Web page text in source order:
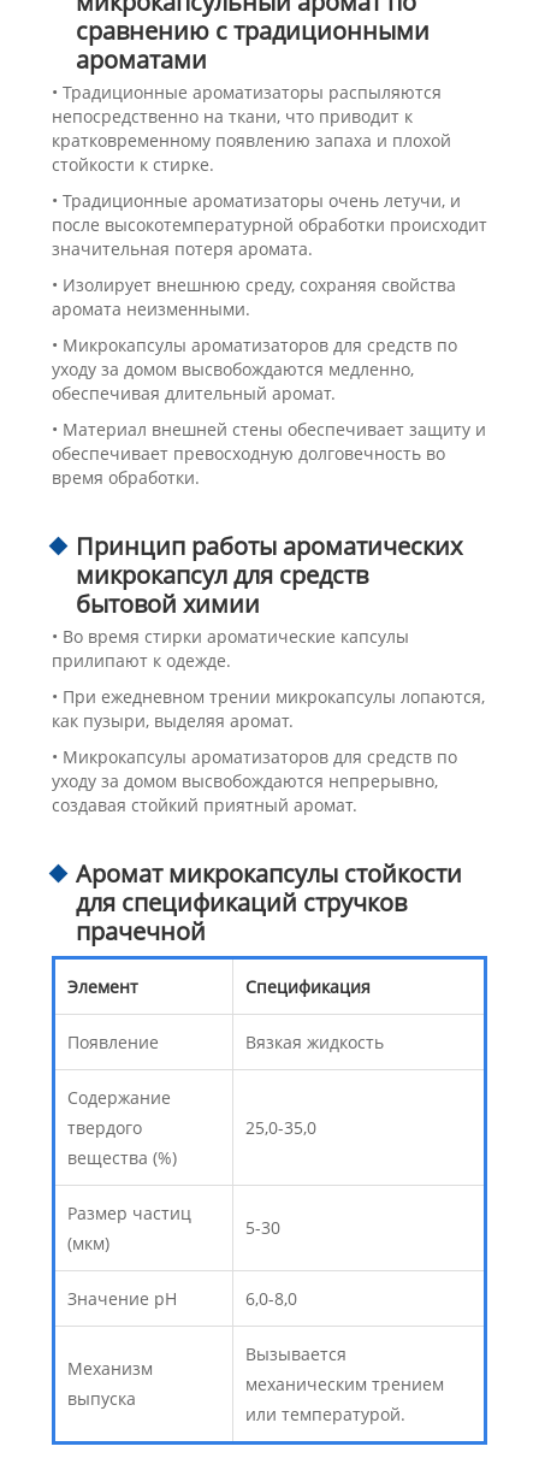
сравнению с традиционными
ароматами
• Традиционные ароматизаторы распыляются
непосредственно на ткани, что приводит к
кратковременному появлению запаха и плохой
стойкости к стирке.
• Традиционные ароматизаторы очень летучи, и
после высокотемпературной обработки происходит
значительная потеря аромата.
• Изолирует внешнюю среду, сохраняя свойства
аромата неизменными.
• Микрокапсулы ароматизаторов для средств по
уходу за домом высвобождаются медленно,
обеспечивая длительный аромат.
• Материал внешней стены обеспечивает защиту и
обеспечивает превосходную долговечность во
время обработки.
Принцип работы ароматических
микрокапсул для средств
бытовой химии
• Во время стирки ароматические капсулы
прилипают к одежде.
• При ежедневном трении микрокапсулы лопаются,
как пузыри, выделяя аромат.
• Микрокапсулы ароматизаторов для средств по
уходу за домом высвобождаются непрерывно,
создавая стойкий приятный аромат.
Аромат микрокапсулы стойкости
для спецификаций стручков
прачечной
Элемент Спецификация
Появление Вязкая жидкость
Содержание
твердого
вещества (%)
25,0-35,0
Размер частиц
(мкм)
5-30
Значение pH 6,0-8,0
Механизм
выпуска
Вызывается
механическим трением
или температурой.